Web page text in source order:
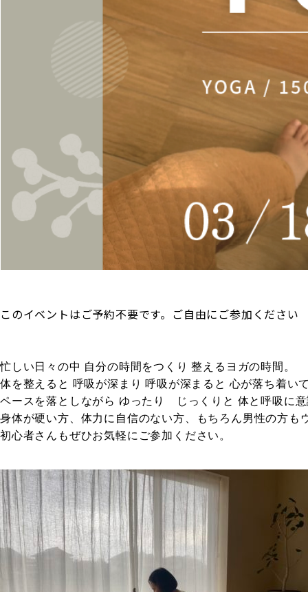
このイベントはご予約不要です。ご自由にご参加ください
忙しい日々の中 自分の時間をつくり 整えるヨガの時間。
体を整えると 呼吸が深まり 呼吸が深まると 心が落ち着い
ペースを落としながら ゆったり じっくりと 体と呼吸に
身体が硬い方、体力に自信のない方、もちろん男性の方も
初心者さんもぜひお気軽にご参加ください。